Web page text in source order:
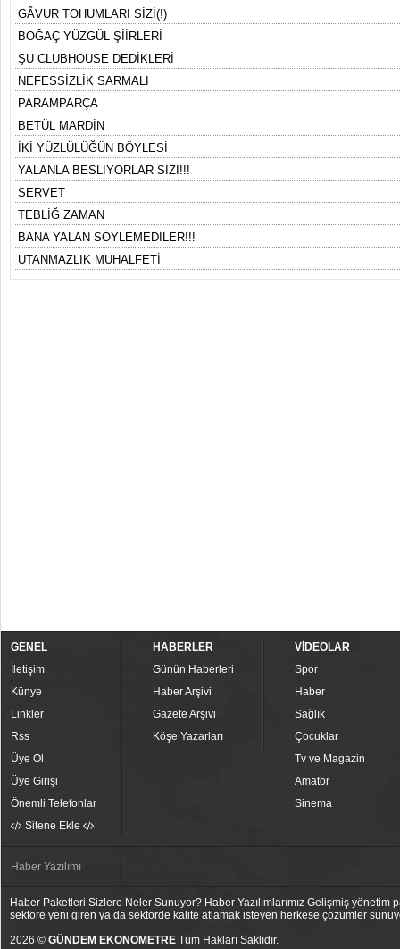
GÂVUR TOHUMLARI SİZİ(!)
BOĞAÇ YÜZGÜL ŞİİRLERİ
ŞU CLUBHOUSE DEDİKLERİ
NEFESSİZLİK SARMALI
PARAMPARÇA
BETÜL MARDİN
İKİ YÜZLÜLÜĞÜN BÖYLESİ
YALANLA BESLİYORLAR SİZİ!!!
SERVET
TEBLİĞ ZAMAN
BANA YALAN SÖYLEMEDİLER!!!
UTANMAZLIK MUHALFETİ
GENEL
İletişim
Künye
Linkler
Rss
Üye Ol
Üye Girişi
Önemli Telefonlar
Sitene Ekle
HABERLER
Günün Haberleri
Haber Arşivi
Gazete Arşivi
Köşe Yazarları
VİDEOLAR
Spor
Haber
Sağlık
Çocuklar
Tv ve Magazin
Amatör
Sinema
Haber Yazılımı
Haber Paketleri Sizlere Neler Sunuyor? Haber Yazılımlarımız Gelişmiş
sektöre yeni giren ya da sektörde kalite atlamak isteyen herkese çözümler
2026 © GÜNDEM EKONOMETRE Tüm Hakları Saklıdır.